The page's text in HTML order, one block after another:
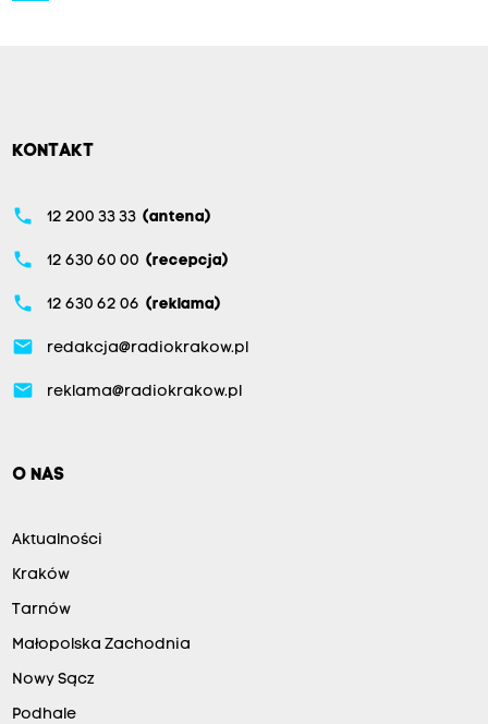
KONTAKT
phone 12 200 33 33 (antena)
phone 12 630 60 00 (recepcja)
phone 12 630 62 06 (reklama)
email redakcja@radiokrakow.pl
email reklama@radiokrakow.pl
O NAS
Aktualności
Kraków
Tarnów
Małopolska Zachodnia
Nowy Sącz
Podhale